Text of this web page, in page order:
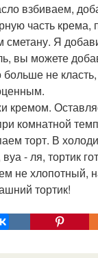
взбиваем,
часть крема,
Я
вы можете
не
кремом.
комнатной
торт. В
- ля, тортик
не хлопотный,
тортик!